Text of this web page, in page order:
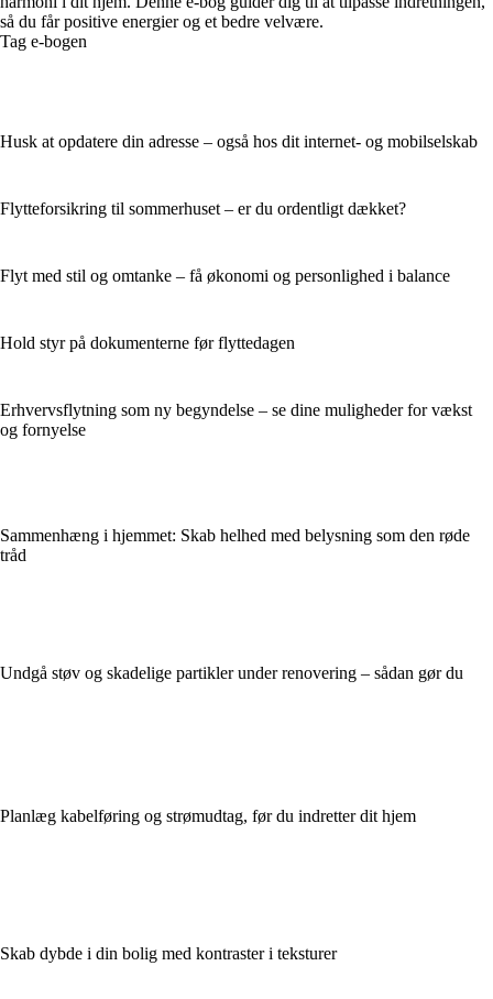
så du får positive energier og et bedre velvære.
Tag e-bogen
Husk at opdatere din adresse – også hos dit internet- og mobilselskab
Flytteforsikring til sommerhuset – er du ordentligt dækket?
Flyt med stil og omtanke – få økonomi og personlighed i balance
Hold styr på dokumenterne før flyttedagen
Erhvervsflytning som ny begyndelse – se dine muligheder for vækst
og fornyelse
Sammenhæng i hjemmet: Skab helhed med belysning som den røde
tråd
Undgå støv og skadelige partikler under renovering – sådan gør du
Planlæg kabelføring og strømudtag, før du indretter dit hjem
Skab dybde i din bolig med kontraster i teksturer